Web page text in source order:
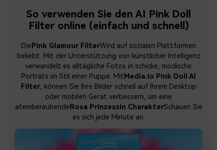
So verwenden Sie den AI Pink Doll
Filter online (einfach und schnell)
Die Pink Glamour FilterWird auf sozialen Plattformen
beliebt. Mit der Unterstützung von künstlicher Intelligenz
verwandelt es alltägliche Fotos in schicke, modische
Porträts im Stil einer Puppe. Mit Media.io Pink Doll AI
Filter, können Sie Ihre Bilder schnell auf Ihrem Desktop
oder mobilen Gerät verbessern, um eine
atemberaubende Rosa Prinzessin CharakterSchauen Sie
es sich jede Minute an.